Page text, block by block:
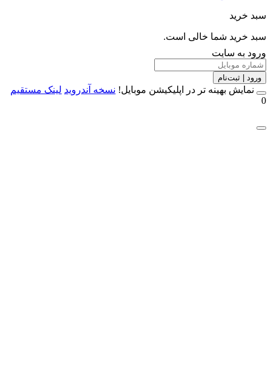
خرید شما خالی است.
به سایت
| ثبت‌نام
بهینه تر در اپلیکیشن موبایل!نسخه آندروید لینک مستقیم